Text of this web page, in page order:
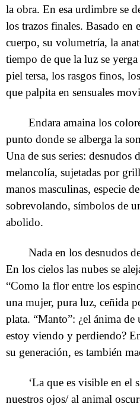
la obra. En esa urdimbre se
los trazos finales. Basado en
cuerpo, su volumetría, la
tiempo de que la luz se
piel tersa, los rasgos finos,
que palpita en sensuales
Endara amaina los
punto donde se alberga la
Una de sus series: desnudos
melancolía, sujetadas por
manos masculinas, especie
sobrevolando, símbolos de
abolido.
Nada en los desnudos
En los cielos las nubes se
“Como la flor entre los
una mujer, pura luz, ceñida
plata. “Manto”: ¿el ánima de
estoy viendo y perdiendo?
su generación, es también
‘La que es visible en el
nuestros ojos/ al animal